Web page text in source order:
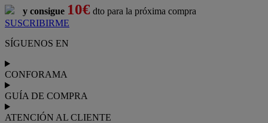
y consigue 10€ dto para la próxima compra
SUSCRIBIRME
SÍGUENOS EN
CONFORAMA
GUÍA DE COMPRA
ATENCIÓN AL CLIENTE